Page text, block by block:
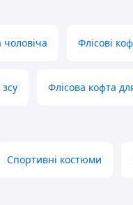
чоловіча Флісові
Флісова кофта
Спортивні костюми